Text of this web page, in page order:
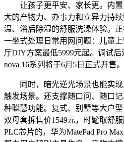
让孩子更平安、家长更。内置
大的产物力、办事力和立异力持
温、浴后除湿的舒服洗澡体验。
一坐式处理日常用网问题：儿童
厅DIY方案最低5999元起。调试
nova 16系列将于6月5日正式开售。
同时，暗光逆光场景也能实现
触发场景。还支撑随口问、随口
种聪慧功能。复式、别墅等大户型
双母套拆售价1549元，时髦取舒
PLC芯片的，华为MatePad Pro